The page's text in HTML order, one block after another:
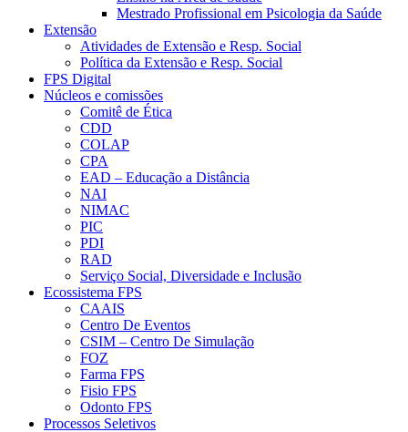
Mestrado Profissional em Psicologia da Saúde
Extensão
Atividades de Extensão e Resp. Social
Política da Extensão e Resp. Social
FPS Digital
Núcleos e comissões
Comitê de Ética
CDD
COLAP
CPA
EAD – Educação a Distância
NAI
NIMAC
PIC
PDI
RAD
Serviço Social, Diversidade e Inclusão
Ecossistema FPS
CAAIS
Centro De Eventos
CSIM – Centro De Simulação
FOZ
Farma FPS
Fisio FPS
Odonto FPS
Processos Seletivos